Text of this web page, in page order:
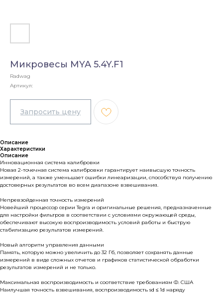
Микровесы MYA 5.4Y.F1
Radwag
Артикул:
Описание
Характеристики
Описание
Инновационная система калибровки
Новая 2-точечная система калибровки гарантирует наивысшую точность
измерений, а также уменьшает ошибки линеаризации, способствуя получению
достоверных результатов во всем диапазоне взвешивания.
Непревзойденная точность измерений
Новейший процессор серии Tegra и оригинальные решения, предназначенные
для настройки фильтров в соответствии с условиями окружающей среды,
обеспечивают высокую воспроизводимость условий работы и быструю
стабилизацию результатов измерений.
Новый алгоритм управления данными
Память, которую можно увеличить до 32 Гб, позволяет сохранять данные
измерений в виде сложных отчетов и графиков статистической обработки
результатов измерений и не только.
Максимальная воспроизводимость и соответствие требованиям Ф. США
Наилучшая точность взвешивания, воспроизводимость sd ≤ 1d наряду